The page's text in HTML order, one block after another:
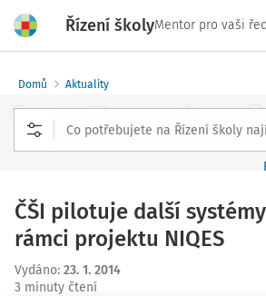
Řízení školyMentor pro vaši
Domů Aktuality
ČŠI pilotuje další
rámci projektu NIQES
Vydáno: 23. 1. 2014
3 minuty čtení